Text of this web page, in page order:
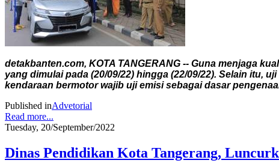
detakbanten.com, KOTA TANGERANG -- Guna menjaga
yang dimulai pada (20/09/22) hingga (22/09/22). Selain itu,
kendaraan bermotor wajib uji emisi sebagai dasar
Published inAdvetorial
Read more...
Tuesday, 20/September/2022
Dinas Pendidikan Kota Tangerang,